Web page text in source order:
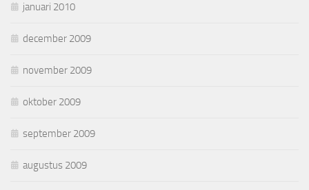
januari 2010
december 2009
november 2009
oktober 2009
september 2009
augustus 2009